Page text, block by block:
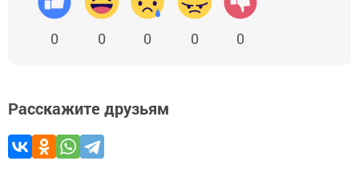
0 0 0 0 0
Расскажите друзьям